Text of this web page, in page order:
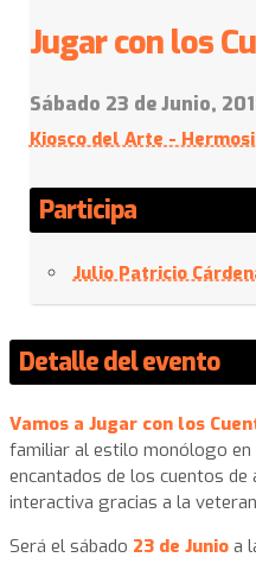
Jugar con los
Sábado 23 de Junio,
Kiosco del Arte -
Participa
Julio Patricio
Detalle del evento
Vamos a Jugar con los
familiar al estilo monólogo
encantados de los cuentos
interactiva gracias a la
Será el sábado 23 de Junioa